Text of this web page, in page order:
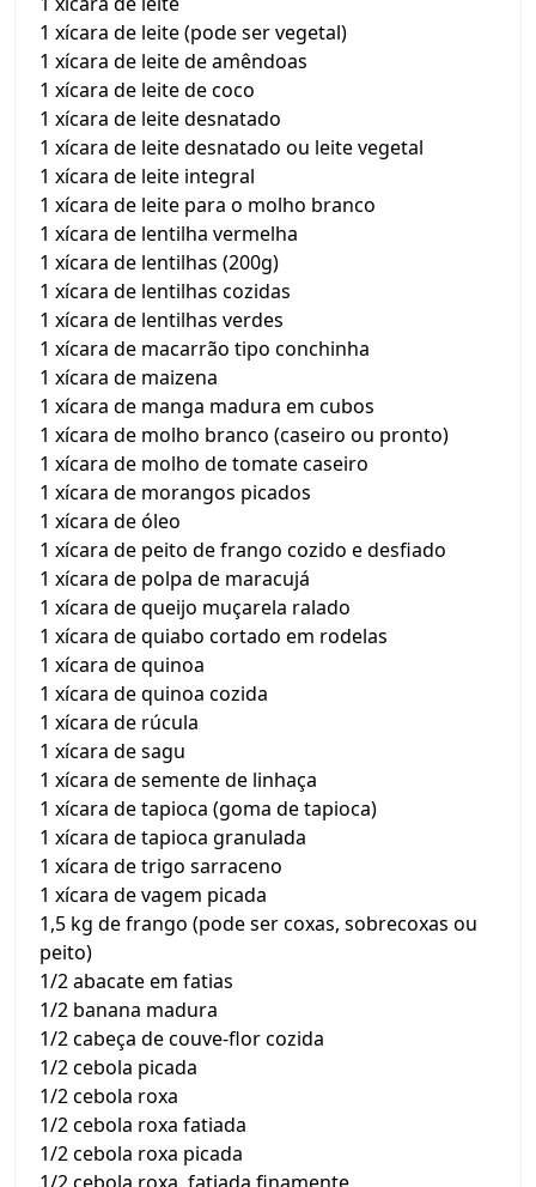
1 xícara de leite (pode ser vegetal)
1 xícara de leite de amêndoas
1 xícara de leite de coco
1 xícara de leite desnatado
1 xícara de leite desnatado ou leite vegetal
1 xícara de leite integral
1 xícara de leite para o molho branco
1 xícara de lentilha vermelha
1 xícara de lentilhas (200g)
1 xícara de lentilhas cozidas
1 xícara de lentilhas verdes
1 xícara de macarrão tipo conchinha
1 xícara de maizena
1 xícara de manga madura em cubos
1 xícara de molho branco (caseiro ou pronto)
1 xícara de molho de tomate caseiro
1 xícara de morangos picados
1 xícara de óleo
1 xícara de peito de frango cozido e desfiado
1 xícara de polpa de maracujá
1 xícara de queijo muçarela ralado
1 xícara de quiabo cortado em rodelas
1 xícara de quinoa
1 xícara de quinoa cozida
1 xícara de rúcula
1 xícara de sagu
1 xícara de semente de linhaça
1 xícara de tapioca (goma de tapioca)
1 xícara de tapioca granulada
1 xícara de trigo sarraceno
1 xícara de vagem picada
1,5 kg de frango (pode ser coxas, sobrecoxas ou
peito)
1/2 abacate em fatias
1/2 banana madura
1/2 cabeça de couve-flor cozida
1/2 cebola picada
1/2 cebola roxa
1/2 cebola roxa fatiada
1/2 cebola roxa picada